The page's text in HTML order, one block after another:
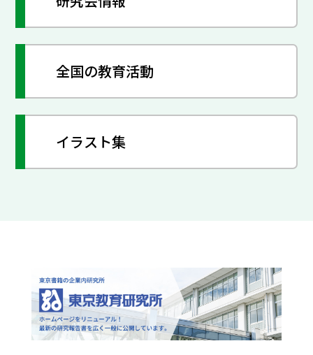
全国の教育活動
イラスト集